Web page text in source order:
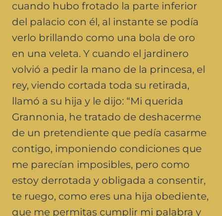
cuando hubo frotado la parte inferior
del palacio con él, al instante se podía
verlo brillando como una bola de oro
en una veleta. Y cuando el jardinero
volvió a pedir la mano de la princesa, el
rey, viendo cortada toda su retirada,
llamó a su hija y le dijo: “Mi querida
Grannonia, he tratado de deshacerme
de un pretendiente que pedía casarme
contigo, imponiendo condiciones que
me parecían imposibles, pero como
estoy derrotada y obligada a consentir,
te ruego, como eres una hija obediente,
que me permitas cumplir mi palabra y